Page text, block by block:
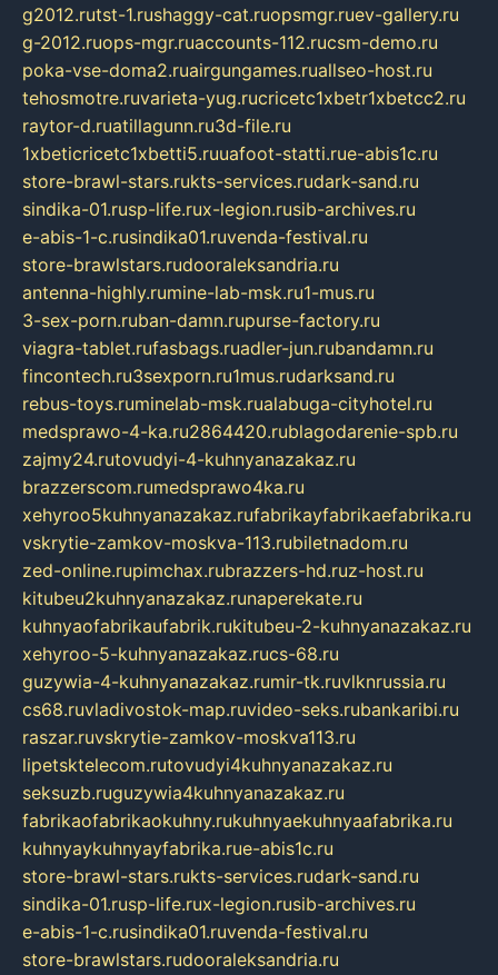
g2012.rutst-1.rushaggy-cat.ruopsmgr.ruev-gallery.ru
g-2012.ruops-mgr.ruaccounts-112.rucsm-demo.ru
poka-vse-doma2.ruairgungames.ruallseo-host.ru
tehosmotre.ruvarieta-yug.rucricetc1xbetr1xbetcc2.ru
raytor-d.ruatillagunn.ru3d-file.ru
1xbeticricetc1xbetti5.ruuafoot-statti.rue-abis1c.ru
store-brawl-stars.rukts-services.rudark-sand.ru
sindika-01.rusp-life.rux-legion.rusib-archives.ru
e-abis-1-c.rusindika01.ruvenda-festival.ru
store-brawlstars.rudooraleksandria.ru
antenna-highly.rumine-lab-msk.ru1-mus.ru
3-sex-porn.ruban-damn.rupurse-factory.ru
viagra-tablet.rufasbags.ruadler-jun.rubandamn.ru
fincontech.ru3sexporn.ru1mus.rudarksand.ru
rebus-toys.ruminelab-msk.rualabuga-cityhotel.ru
medsprawo-4-ka.ru2864420.rublagodarenie-spb.ru
zajmy24.rutovudyi-4-kuhnyanazakaz.ru
brazzerscom.rumedsprawo4ka.ru
xehyroo5kuhnyanazakaz.rufabrikayfabrikaefabrika.ru
vskrytie-zamkov-moskva-113.rubiletnadom.ru
zed-online.rupimchax.rubrazzers-hd.ruz-host.ru
kitubeu2kuhnyanazakaz.runaperekate.ru
kuhnyaofabrikaufabrik.rukitubeu-2-kuhnyanazakaz.ru
xehyroo-5-kuhnyanazakaz.rucs-68.ru
guzywia-4-kuhnyanazakaz.rumir-tk.ruvlknrussia.ru
cs68.ruvladivostok-map.ruvideo-seks.rubankaribi.ru
raszar.ruvskrytie-zamkov-moskva113.ru
lipetsktelecom.rutovudyi4kuhnyanazakaz.ru
seksuzb.ruguzywia4kuhnyanazakaz.ru
fabrikaofabrikaokuhny.rukuhnyaekuhnyaafabrika.ru
kuhnyaykuhnyayfabrika.rue-abis1c.ru
store-brawl-stars.rukts-services.rudark-sand.ru
sindika-01.rusp-life.rux-legion.rusib-archives.ru
e-abis-1-c.rusindika01.ruvenda-festival.ru
store-brawlstars.rudooraleksandria.ru